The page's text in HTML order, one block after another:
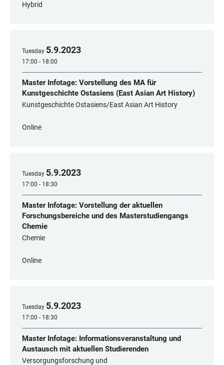
Hybrid
Tuesday 5.9.2023
17:00 - 18:00
Master Infotage: Vorstellung des MA für
Kunstgeschichte Ostasiens (East Asian Art History)
Kunstgeschichte Ostasiens/East Asian Art History
Online
Tuesday 5.9.2023
17:00 - 18:30
Master Infotage: Vorstellung der aktuellen
Forschungsbereiche und des Masterstudiengangs
Chemie
Chemie
Online
Tuesday 5.9.2023
17:00 - 18:30
Master Infotage: Informationsveranstaltung und
Austausch mit aktuellen Studierenden
Versorgungsforschung und